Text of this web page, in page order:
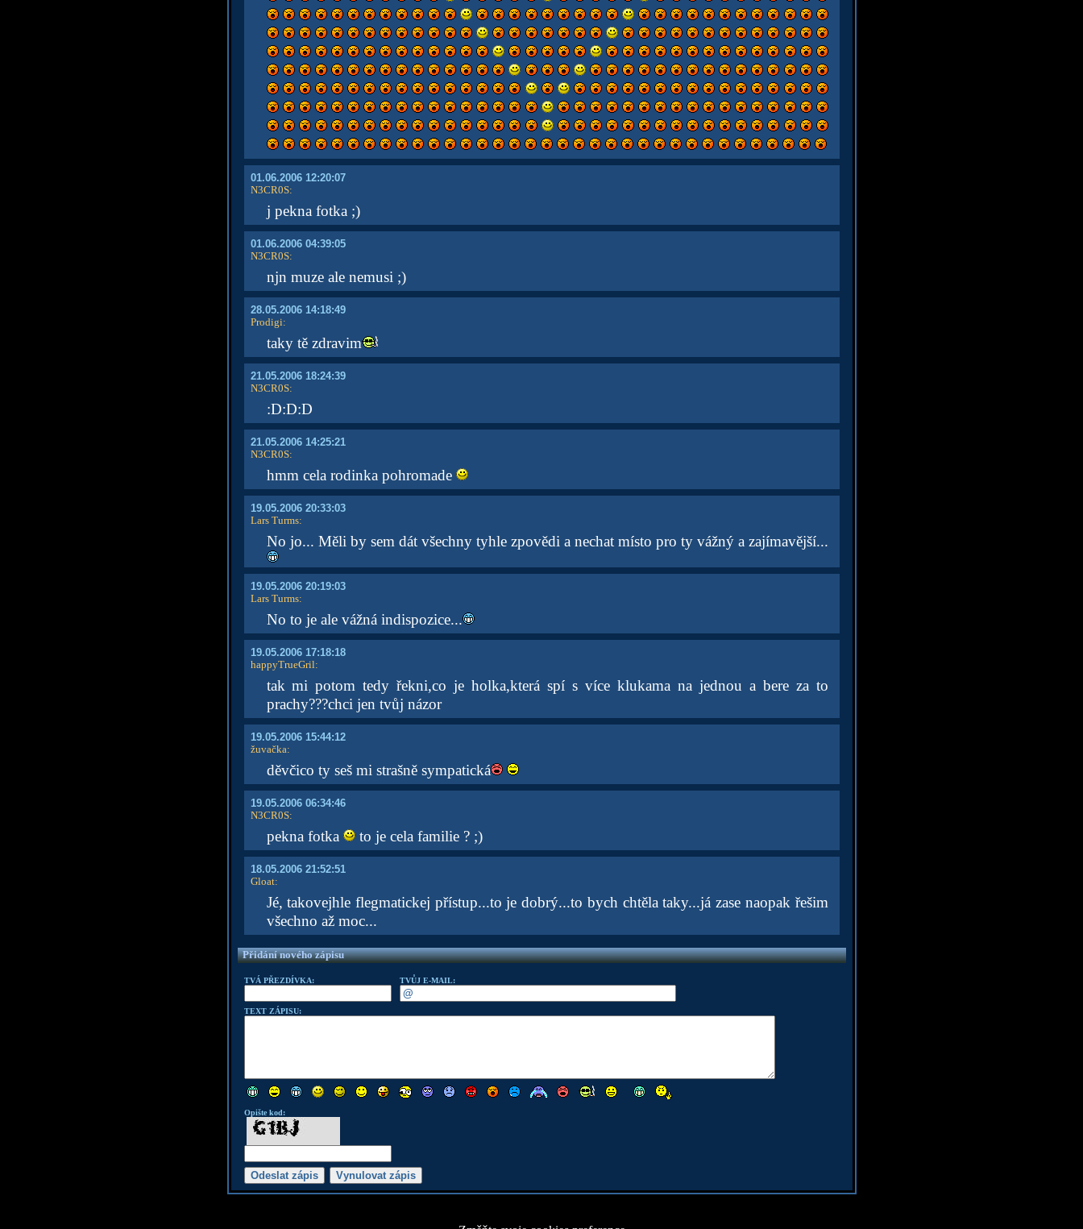
01.06.2006 12:20:07
N3CR0S:
j pekna fotka ;)
01.06.2006 04:39:05
N3CR0S:
njn muze ale nemusi ;)
28.05.2006 14:18:49
Prodigi:
taky tě zdravim
21.05.2006 18:24:39
N3CR0S:
:D:D:D
21.05.2006 14:25:21
N3CR0S:
hmm cela rodinka pohromade
19.05.2006 20:33:03
Lars Turms:
No jo... Měli by sem dát všechny tyhle zpovědi a nechat místo pro ty vážný a zajímavější...
19.05.2006 20:19:03
Lars Turms:
No to je ale vážná indispozice...
19.05.2006 17:18:18
happyTrueGril:
tak mi potom tedy řekni,co je holka,která spí s více klukama na jednou a bere za to
prachy???chci jen tvůj názor
19.05.2006 15:44:12
žuvačka:
děvčico ty seš mi strašně sympatická
19.05.2006 06:34:46
N3CR0S:
pekna fotka to je cela familie ? ;)
18.05.2006 21:52:51
Gloat:
Jé, takovejhle flegmatickej přístup...to je dobrý...to bych chtěla taky...já zase naopak řešim
všechno až moc...
Přidání nového zápisu
TVÁ PŘEZDÍVKA: TVŮJ E-MAIL:
TEXT ZÁPISU:
Opište kod: